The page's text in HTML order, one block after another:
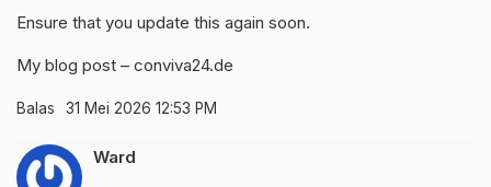
Ensure that you update this again soon.
My blog post – conviva24.de
Balas 31 Mei 2026 12:53 PM
Ward